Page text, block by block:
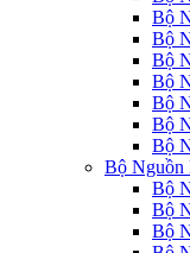
Bộ
Bộ
Bộ
Bộ
Bộ
Bộ
Bộ
Bộ Nguồn
Bộ
Bộ
Bộ